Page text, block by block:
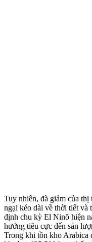
Tuy nhiên, đà giảm của
ngại kéo dài về thời tiết và
định chu kỳ El Ninõ hiện
hưởng tiêu cực đến sản
Trong khi tồn kho Arabica